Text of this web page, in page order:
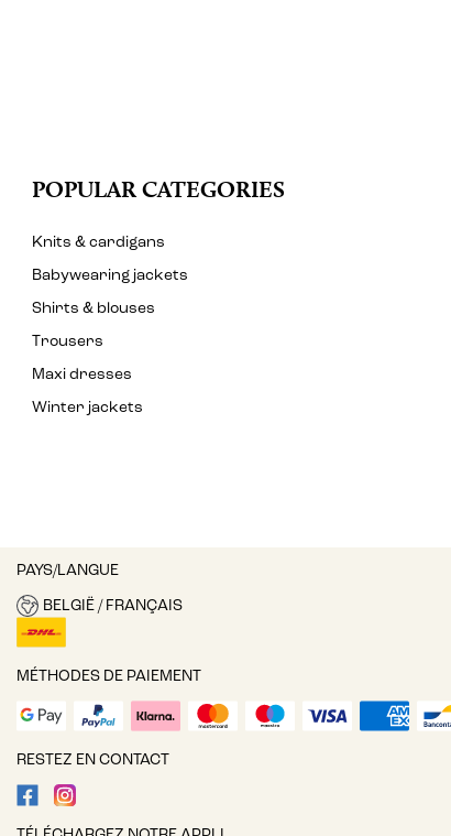
POPULAR CATEGORIES
Knits & cardigans
Babywearing jackets
Shirts & blouses
Trousers
Maxi dresses
Winter jackets
PAYS/LANGUE
BELGIË / FRANÇAIS
MÉTHODES DE PAIEMENT
RESTEZ EN CONTACT